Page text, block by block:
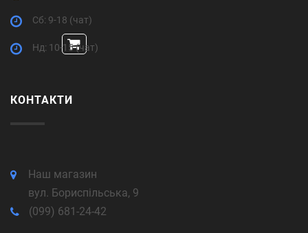
Cб: 9-18 (чат)
Нд: 10-15 (чат)
КОНТАКТИ
Наш магазин
вул. Бориспільська, 9
(099) 681-24-42